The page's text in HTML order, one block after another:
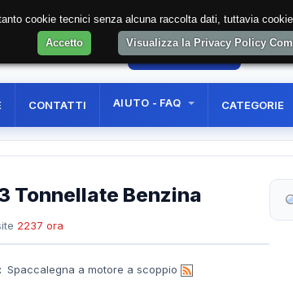
AREA RISERVATA
CONTATTI AIUTO - FAQ CATEGORIE
Tonnellate Benzina
2237 ora
Spaccalegna a motore a scoppio
cookie tecnici senza alcuna raccolta dati, tuttavia
Accetto
Visualizza la Privacy Policy